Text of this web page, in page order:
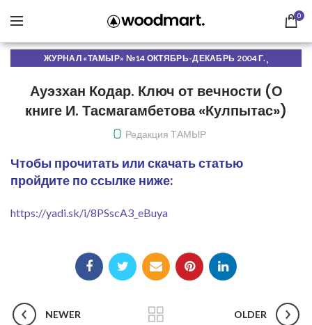
0
ЖУРНАЛ «ТАМЫР» №14 ОКТЯБРЬ-ДЕКАБРЬ 2004 Г. ,
Ауэзхан Кодар. Ключ от вечности (О
книге И. Тасмагамбетова «Кулпытас»)
Редакция ТАМЫР
Чтобы прочитать или скачать статью
пройдите по ссылке ниже:
https://yadi.sk/i/8PSscA3_eBuya
NEWER OLDER